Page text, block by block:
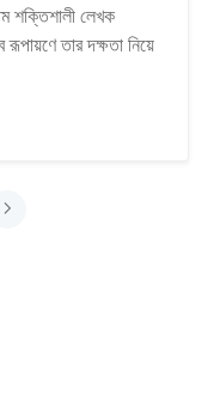
শক্তিশালী লেখক
রূপায়ণে তার দক্ষতা নিয়ে